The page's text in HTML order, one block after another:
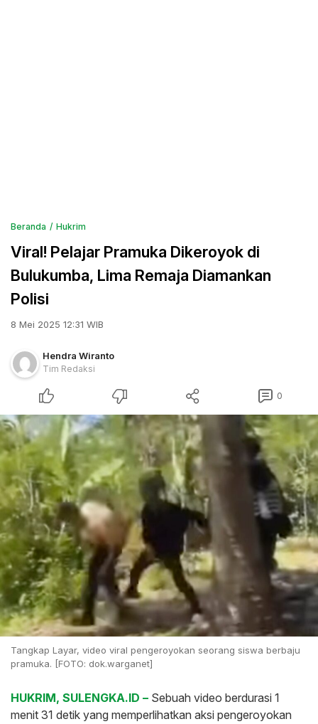
Beranda Hukrim
Viral! Pelajar Pramuka Dikeroyok di
Bulukumba, Lima Remaja Diamankan
Polisi
8 Mei 2025 12:31 WIB
Hendra Wiranto
Tim Redaksi
0
Tangkap Layar, video viral pengeroyokan seorang siswa berbaju
pramuka. [FOTO: dok.warganet]
HUKRIM, SULENGKA.ID – Sebuah video berdurasi 1
menit 31 detik yang memperlihatkan aksi pengeroyokan